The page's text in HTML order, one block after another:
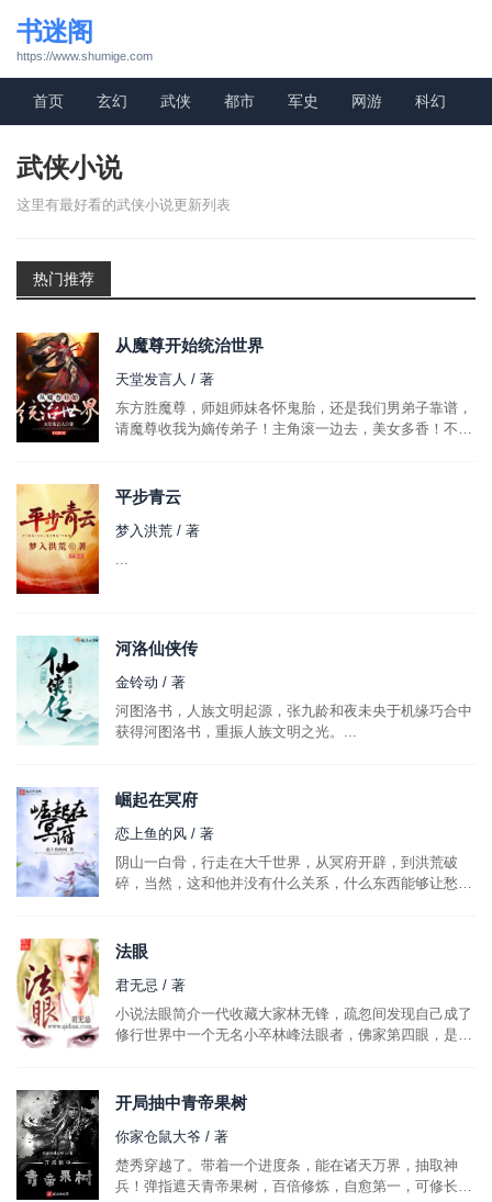
书迷阁
https://www.shumige.com
首页 玄幻 武侠 都市 军史 网游 科幻
武侠小说
这里有最好看的武侠小说更新列表
热门推荐
从魔尊开始统治世界
天堂发言人 / 著
东方胜魔尊，师姐师妹各怀鬼胎，还是我们男弟子靠谱，
请魔尊收我为嫡传弟子！主角滚一边去，美女多香！不过
花花世界，没想到这竟是一个武...
平步青云
梦入洪荒 / 著
...
河洛仙侠传
金铃动 / 著
河图洛书，人族文明起源，张九龄和夜未央于机缘巧合中
获得河图洛书，重振人族文明之光。...
崛起在冥府
恋上鱼的风 / 著
阴山一白骨，行走在大千世界，从冥府开辟，到洪荒破
碎，当然，这和他并没有什么关系，什么东西能够让愁眉
法眼
君无忌 / 著
小说法眼简介一代收藏大家林无锋，疏忽间发现自己成了
修行世界中一个无名小卒林峰法眼者，佛家第四眼，是为
开局抽中青帝果树
你家仓鼠大爷 / 著
楚秀穿越了。带着一个进度条，能在诸天万界，抽取神
兵！弹指遮天青帝果树，百倍修炼，自愈第一，可修长